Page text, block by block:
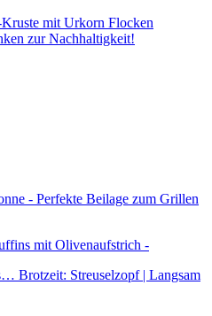
mit Urkorn Flocken
zur Nachhaltigkeit!
- Perfekte Beilage zum Grillen
mit Olivenaufstrich -
Brotzeit: Streuselzopf | Langsam